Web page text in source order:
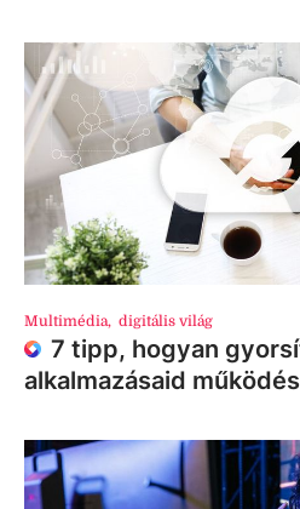
Multimédia, digitális világ
7 tipp, hogyan
alkalmazásaid